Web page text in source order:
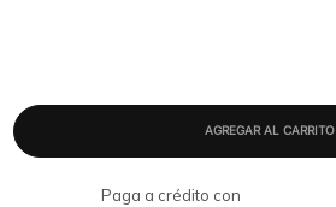
Paga a crédito con